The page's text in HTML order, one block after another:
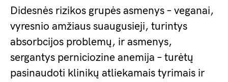
Didesnės rizikos grupės asmenys – veganai,
vyresnio amžiaus suaugusieji, turintys
absorbcijos problemų, ir asmenys,
sergantys perniciozine anemija – turėtų
pasinaudoti klinikų atliekamais tyrimais ir